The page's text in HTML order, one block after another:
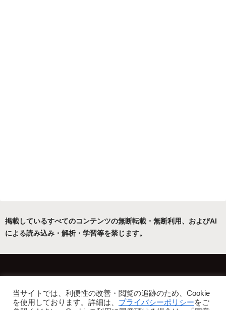
掲載しているすべてのコンテンツの無断転載・無断利用、およびAI
による読み込み・解析・学習等を禁じます。
プライバシーポリシー・免責事項
当サイトでは、利便性の改善・閲覧の追跡のため、Cookie
を使用しております。詳細は、 プライバシーポリシーをご